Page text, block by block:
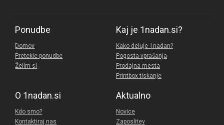
Ponudbe
Domov
Pretekle ponudbe
Želim si
Kaj je 1nadan.si?
Kako deluje 1nadan?
Pogosta vprašanja
Prodajna mesta
Printbox tiskanje
O 1nadan.si
Kdo smo?
Kontaktiraj nas
Aktualno
Novice
Zaposlitev